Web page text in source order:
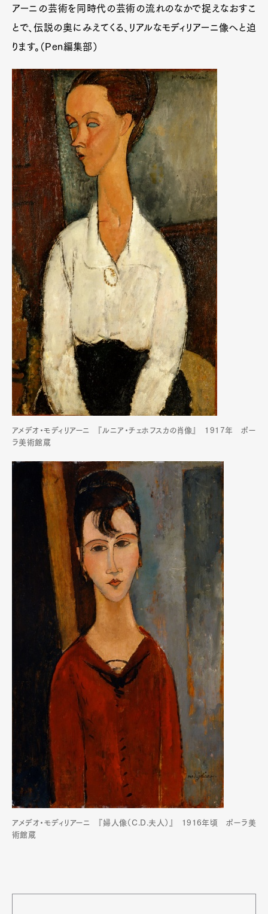
アーニの芸術を同時代の芸術の流れのなかで捉えなおすこ
とで、伝説の奥にみえてくる、リアルなモディリアーニ像へと迫
ります。（Pen編集部）
アメデオ・モディリアーニ 『ルニア・チェホフスカの肖像』 1917年 ポー
ラ美術館蔵
アメデオ・モディリアーニ 『婦人像（C.D.夫人）』 1916年頃 ポーラ美
術館蔵